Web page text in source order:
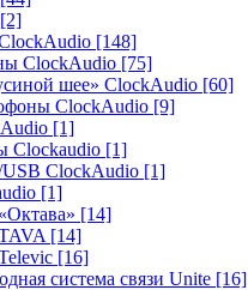
[2]
[148]
ClockAudio [75]
шее» ClockAudio [60]
ClockAudio [9]
[1]
Clockaudio [1]
ClockAudio [1]
[1]
[14]
[14]
[16]
система связи Unite [16]